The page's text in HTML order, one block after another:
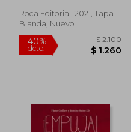
Etapa de tu Vida
(Now Age)
Roca Editorial, 2021, Tapa
Blanda, Nuevo